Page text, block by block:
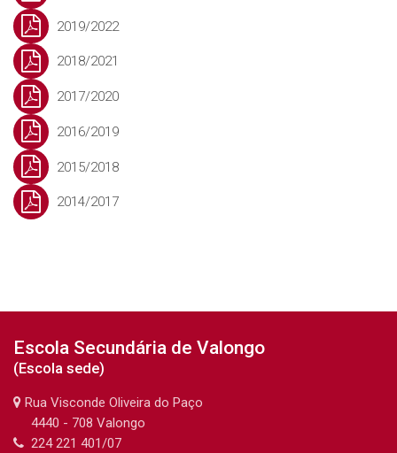
2019/2022
2018/2021
2017/2020
2016/2019
2015/2018
2014/2017
Anterior
Documento orientadores
Agrupamento(Atto)
Escola Secundária de Valongo
(Escola sede)
Rua Visconde Oliveira do Paço
4440 - 708 Valongo
224 221 401/07